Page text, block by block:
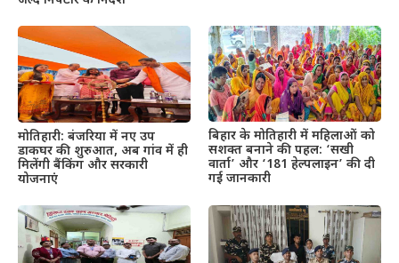
मोतिहारी: बंजरिया में नए उप
डाकघर की शुरुआत, अब गांव में ही
मिलेंगी बैंकिंग और सरकारी
योजनाएं
बिहार के मोतिहारी में महिलाओं को
सशक्त बनाने की पहल: ‘सखी
वार्ता’ और ‘181 हेल्पलाइन’ की दी
गई जानकारी